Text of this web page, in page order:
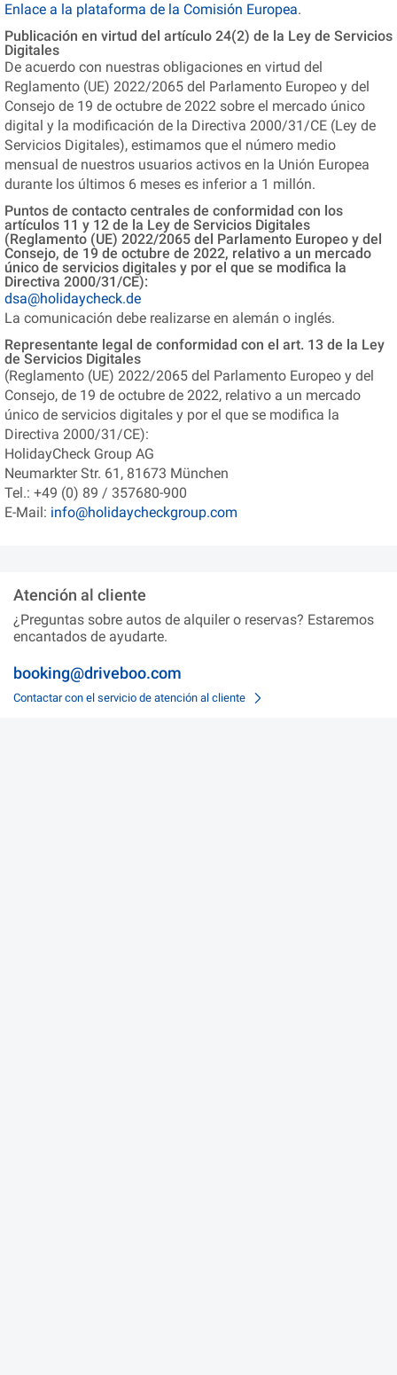
Enlace a la plataforma de la Comisión Europea.
Publicación en virtud del artículo 24(2) de la Ley de Servicios
Digitales
De acuerdo con nuestras obligaciones en virtud del
Reglamento (UE) 2022/2065 del Parlamento Europeo y del
Consejo de 19 de octubre de 2022 sobre el mercado único
digital y la modificación de la Directiva 2000/31/CE (Ley de
Servicios Digitales), estimamos que el número medio
mensual de nuestros usuarios activos en la Unión Europea
durante los últimos 6 meses es inferior a 1 millón.
Puntos de contacto centrales de conformidad con los
artículos 11 y 12 de la Ley de Servicios Digitales
(Reglamento (UE) 2022/2065 del Parlamento Europeo y del
Consejo, de 19 de octubre de 2022, relativo a un mercado
único de servicios digitales y por el que se modifica la
Directiva 2000/31/CE):
dsa@holidaycheck.de
La comunicación debe realizarse en alemán o inglés.
Representante legal de conformidad con el art. 13 de la Ley
de Servicios Digitales
(Reglamento (UE) 2022/2065 del Parlamento Europeo y del
Consejo, de 19 de octubre de 2022, relativo a un mercado
único de servicios digitales y por el que se modifica la
Directiva 2000/31/CE):
HolidayCheck Group AG
Neumarkter Str. 61, 81673 München
Tel.: +49 (0) 89 / 357680-900
E-Mail: info@holidaycheckgroup.com
Atención al cliente
¿Preguntas sobre autos de alquiler o reservas? Estaremos
encantados de ayudarte.
booking@driveboo.com
Contactar con el servicio de atención al cliente